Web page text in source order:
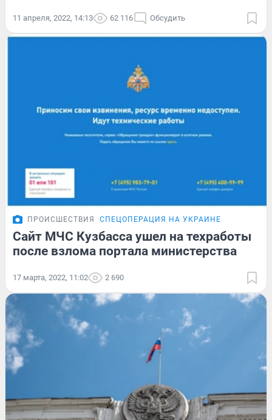
11 апреля, 2022, 14:13 62 116 Обсудить
ПРОИСШЕСТВИЯ СПЕЦОПЕРАЦИЯ НА УКРАИНЕ
Сайт МЧС Кузбасса ушел на техработы
после взлома портала министерства
17 марта, 2022, 11:02 2 690